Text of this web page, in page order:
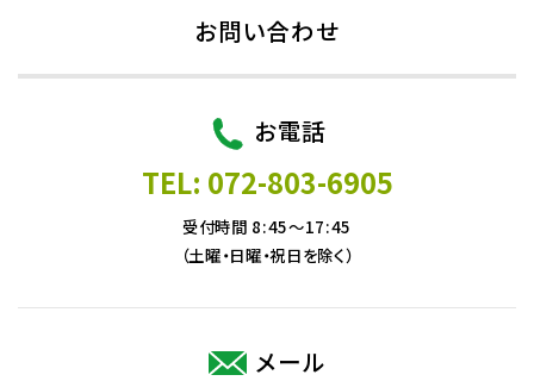
お問い合わせ
お電話
TEL: 072-803-6905
受付時間 8:45～17:45
（土曜・日曜・祝日を除く）
メール